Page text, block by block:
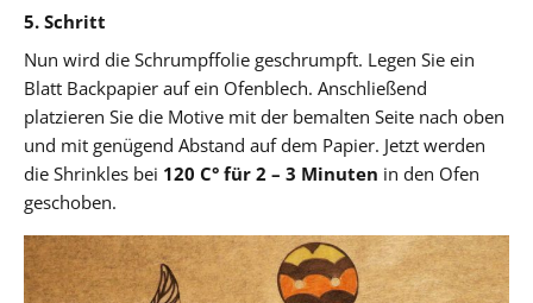
5. Schritt
Nun wird die Schrumpffolie geschrumpft. Legen Sie ein
Blatt Backpapier auf ein Ofenblech. Anschließend
platzieren Sie die Motive mit der bemalten Seite nach oben
und mit genügend Abstand auf dem Papier. Jetzt werden
die Shrinkles bei 120 C° für 2 – 3 Minuten in den Ofen
geschoben.